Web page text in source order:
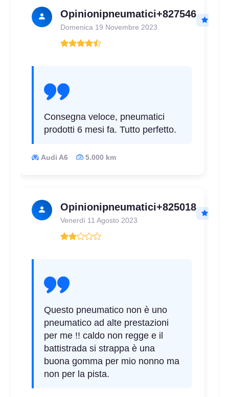
Opinionipneumatici+827546
Domenica 19 Novembre 2023
Consegna veloce, pneumatici
prodotti 6 mesi fa. Tutto perfetto.
Audi A6 5.000 km
Opinionipneumatici+825018
Venerdì 11 Agosto 2023
Questo pneumatico non è uno
pneumatico ad alte prestazioni
per me !! caldo non regge e il
battistrada si strappa è una
buona gomma per mio nonno ma
non per la pista.